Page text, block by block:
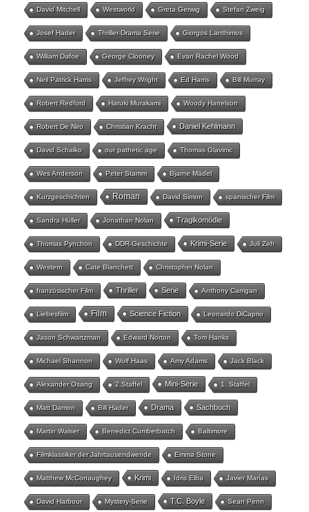
David Mitchell Westworld Greta Gerwig Stefan Zweig
Josef Hader Thriller-Drama Serie Giorgos Lanthimos
William Dafoe George Clooney Evan Rachel Wood
Neil Patrick Harris Jeffrey Wright Ed Harris Bill Murray
Robert Redford Haruki Murakami Woody Harrelson
Robert De Niro Christian Kracht Daniel Kehlmann
David Schalko our pathetic age Thomas Glavinic
Wes Anderson Peter Stamm Bjarne Mädel
Kurzgeschichten Roman David Simon spanischer Film
Sandra Hüller Jonathan Nolan Tragikomödie
Thomas Pynchon DDR-Geschichte Krimi-Serie Juli Zeh
Western Cate Blanchett Christopher Nolan
französischer Film Thriller Serie Anthony Carrigan
Liebesfilm Film Science Fiction Leonardo DiCaprio
Jason Schwartzman Edward Norton Tom Hanks
Michael Shannon Wolf Haas Amy Adams Jack Black
Alexander Osang 2.Staffel Mini-Serie 1. Staffel
Matt Damon Bill Hader Drama Sachbuch
Martin Walser Benedict Cumberbatch Baltimore
Filmklassiker der Jahrtausendwende Emma Stone
Matthew McConaughey Krimi Idris Elba Javier Marías
David Harbour Mystery-Serie T.C. Boyle Sean Penn